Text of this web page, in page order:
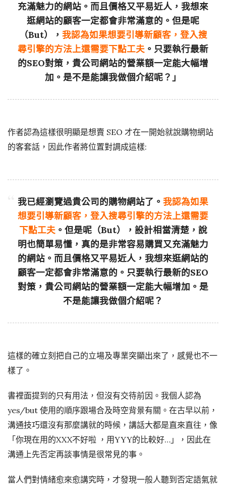
充滿魅力的網站。而且價格又平易近人，我想來
逛網站的顧客一定都會非常滿意的。但是呢
（But）， 我認為如果想要引導新顧客，登入搜
尋引擎的方法上還需要下點工夫 。只要執行最新
的SEO對策，貴公司網站的營業額一定能大幅增
加。是不是能讓我做個介紹呢？」
作者認為這樣很明顯是想賣 SEO 才在一開始就說購物網站
的客套話，因此作者將位置對調成這樣:
我已經瀏覽過貴公司的購物網站了。 我認為如果
想要引導新顧客，登入搜尋引擎的方法上還需要
下點工夫。但是呢（But），設計相當清楚，說
明也簡單易懂，真的是非常容易購買又充滿魅力
的網站。而且價格又平易近人，我想來逛網站的
顧客一定都會非常滿意的。只要執行最新的SEO
對策，貴公司網站的營業額一定能大幅增加。是
不是能讓我做個介紹呢？
這樣的確立刻把自己的立場及專業突顯出來了，感覺也不一
樣了。
書裡面提到的只有用法，但沒有交待前因。我個人認為
yes/but 使用的順序跟場合及時空背景有關。在古早以前，
溝通技巧還沒有那麼講就的時候，講話大都是直來直往，像
「你現在用的XXX不好啦 ，用YYY的比較好…」，因此在
溝通上先否定再談事情是很常見的事。
當人們對情緒愈來愈講究時，才發現一般人聽到否定語氣就